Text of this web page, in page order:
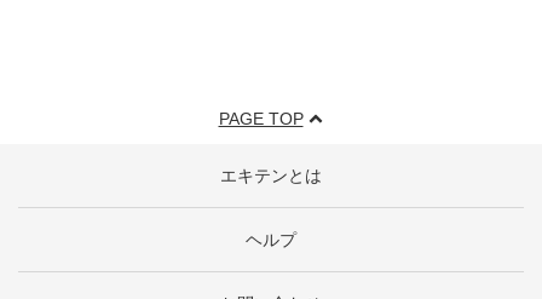
PAGE TOP
エキテンとは
ヘルプ